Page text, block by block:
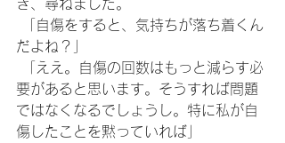
き、尋ねました。
だよね？」
要があると思います。そうすれば問題
ではなくなるでしょうし。特に私が自
傷したことを黙っていれば」